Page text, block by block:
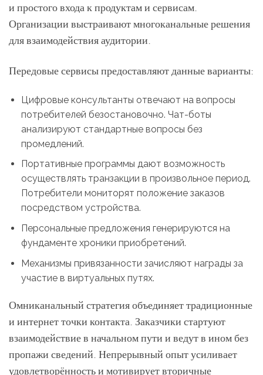
и простого входа к продуктам и сервисам.
Организации выстраивают многоканальные решения
для взаимодействия аудитории.
Передовые сервисы предоставляют данные варианты:
Цифровые консультанты отвечают на вопросы
потребителей безостановочно. Чат-боты
анализируют стандартные вопросы без
промедлений.
Портативные программы дают возможность
осуществлять транзакции в произвольное период.
Потребители мониторят положение заказов
посредством устройства.
Персональные предложения генерируются на
фундаменте хроники приобретений.
Механизмы привязанности зачисляют награды за
участие в виртуальных путях.
Омниканальный стратегия объединяет традиционные
и интернет точки контакта. Заказчики стартуют
взаимодействие в начальном пути и ведут в ином без
пропажи сведений. Непрерывный опыт усиливает
удовлетворённость и мотивирует вторичные